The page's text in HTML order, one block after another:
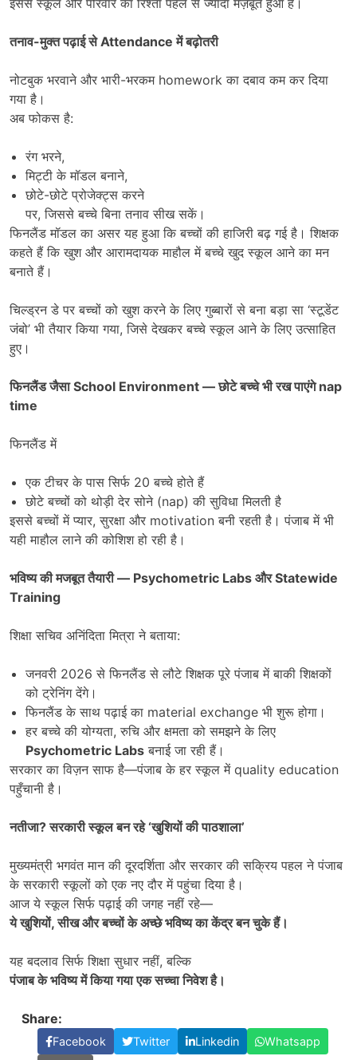
इससे स्कूल और परिवार का रिश्ता पहले से ज्यादा मज़बूत हुआ है।
तनाव-मुक्त पढ़ाई सेAttendanceमें बढ़ोतरी
नोटबुक भरवाने और भारी-भरकम homework का दबाव कम कर दिया
गया है।
अब फोकस है:
रंग भरने,
मिट्टी के मॉडल बनाने,
छोटे-छोटे प्रोजेक्ट्स करने
पर, जिससे बच्चे बिना तनाव सीख सकें।
फिनलैंड मॉडल का असर यह हुआ कि बच्चों की हाजिरी बढ़ गई है। शिक्षक
कहते हैं कि खुश और आरामदायक माहौल में बच्चे खुद स्कूल आने का मन
बनाते हैं।
चिल्ड्रन डे पर बच्चों को खुश करने के लिए गुब्बारों से बना बड़ा सा ‘स्टूडेंट
जंबो’ भी तैयार किया गया, जिसे देखकर बच्चे स्कूल आने के लिए उत्साहित
हुए।
फिनलैंड जैसाSchool Environment —छोटे बच्चे भी रख पाएंगेnap
time
फिनलैंड में
एक टीचर के पास सिर्फ 20 बच्चे होते हैं
छोटे बच्चों को थोड़ी देर सोने (nap) की सुविधा मिलती है
इससे बच्चों में प्यार, सुरक्षा और motivation बनी रहती है। पंजाब में भी
यही माहौल लाने की कोशिश हो रही है।
भविष्य की मजबूत तैयारी— Psychometric Labs औरStatewide
Training
शिक्षा सचिव अनिंदिता मित्रा ने बताया:
जनवरी 2026 से फिनलैंड से लौटे शिक्षक पूरे पंजाब में बाकी शिक्षकों
को ट्रेनिंग देंगे।
फिनलैंड के साथ पढ़ाई का material exchange भी शुरू होगा।
हर बच्चे की योग्यता, रुचि और क्षमता को समझने के लिए
Psychometric Labs बनाई जा रही हैं।
सरकार का विज़न साफ है—पंजाब के हर स्कूल में quality education
पहुँचानी है।
नतीजा?सरकारी स्कूल बन रहे ‘खुशियों की पाठशाला’
मुख्यमंत्री भगवंत मान की दूरदर्शिता और सरकार की सक्रिय पहल ने पंजाब
के सरकारी स्कूलों को एक नए दौर में पहुंचा दिया है।
आज ये स्कूल सिर्फ पढ़ाई की जगह नहीं रहे—
ये खुशियों,सीख और बच्चों के अच्छे भविष्य का केंद्र बन चुके हैं।
यह बदलाव सिर्फ शिक्षा सुधार नहीं, बल्कि
पंजाब के भविष्य में किया गया एक सच्चा निवेश है।
Share:
Facebook Twitter Linkedin
Whatsapp